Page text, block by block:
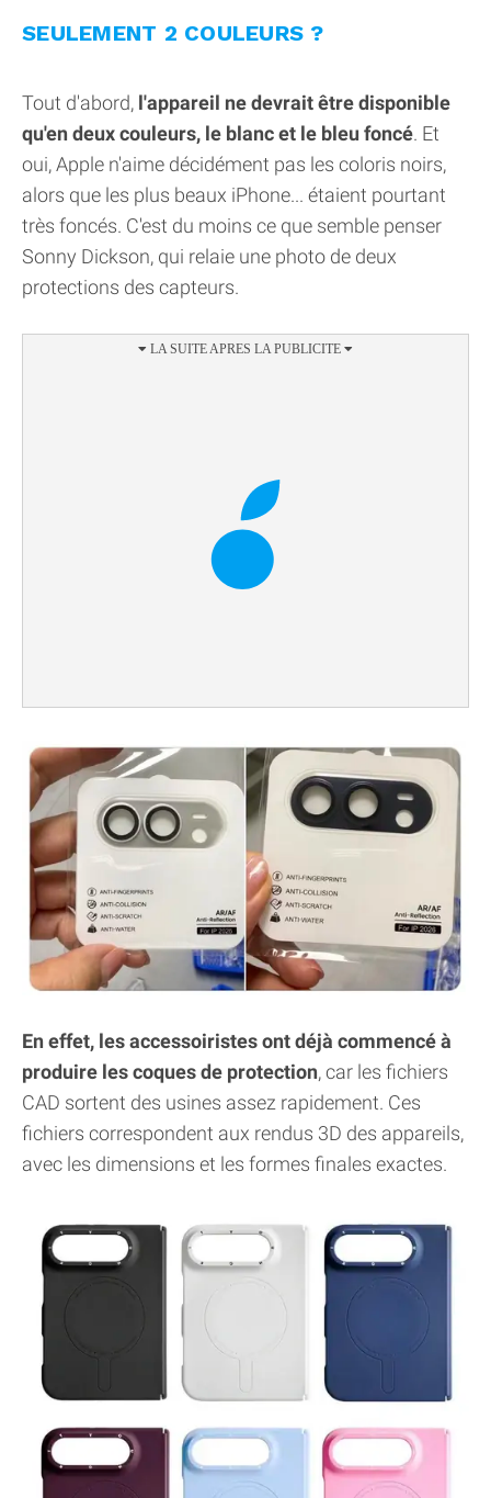
SEULEMENT 2 COULEURS ?
Tout d'abord, l'appareil ne devrait être disponible
qu'en deux couleurs, le blanc et le bleu foncé. Et
oui, Apple n'aime décidément pas les coloris noirs,
alors que les plus beaux iPhone... étaient pourtant
très foncés. C'est du moins ce que semble penser
Sonny Dickson, qui relaie une photo de deux
protections des capteurs.
En effet, les accessoiristes ont déjà commencé à
produire les coques de protection, car les fichiers
CAD sortent des usines assez rapidement. Ces
fichiers correspondent aux rendus 3D des appareils,
avec les dimensions et les formes finales exactes.